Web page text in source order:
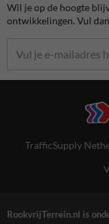
Wil je op de hoogte
ontwikkelingen. Vul
TrafficSupply
RookvrijTerrein.nl is